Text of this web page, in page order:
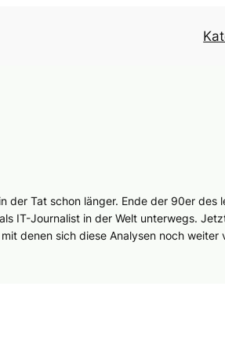
der Tat schon länger. Ende der 90er des
IT-Journalist in der Welt unterwegs.
denen sich diese Analysen noch weiter